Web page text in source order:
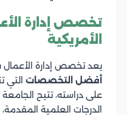
تخصص إدارة
الأمريكية
يعد تخصص إدارة الأعمال
أفضل التخصصات التي
على دراسته، تتيح
الدرجات العلمية